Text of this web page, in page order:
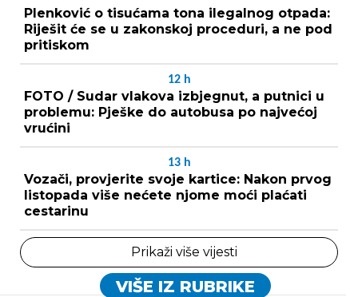
Plenković o tisućama tona ilegalnog otpada:
Riješit će se u zakonskoj proceduri, a ne pod
pritiskom
12 h
FOTO / Sudar vlakova izbjegnut, a putnici u
problemu: Pješke do autobusa po najvećoj
vrućini
13 h
Vozači, provjerite svoje kartice: Nakon prvog
listopada više nećete njome moći plaćati
cestarinu
Prikaži više vijesti
VIŠE IZ RUBRIKE